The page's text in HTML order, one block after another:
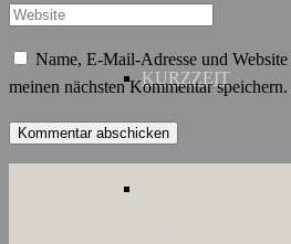
KURZZEIT
Name, E-Mail-Adresse und
meinen nächsten Kommentar speichern.